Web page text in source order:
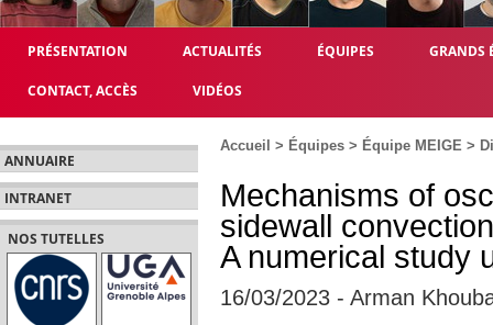
PRÉSENTATION ACTUALITÉS ÉQUIPES GRANDS
CONTACT, ACCÈS VIDÉOS
ANNUAIRE
INTRANET
NOS TUTELLES
Accueil > Équipes > Équipe MEIGE >
Mechanisms of
sidewall
A numerical study
16/03/2023 - Arman